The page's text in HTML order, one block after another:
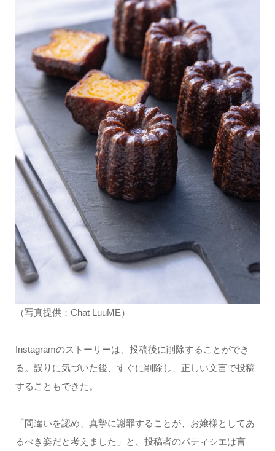
（写真提供：Chat LuuME）
Instagramのストーリーは、投稿後に削除することができ
る。誤りに気づいた後、すぐに削除し、正しい文言で投稿
することもできた。
「間違いを認め、真摯に謝罪することが、お嬢様としてあ
るべき姿だと考えました」と、投稿者のパティシエは言